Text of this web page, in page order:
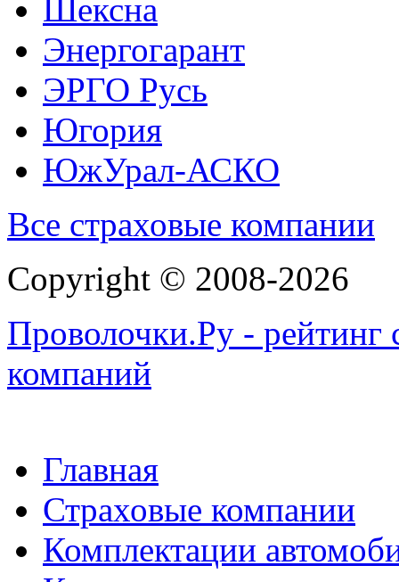
Шексна
Энергогарант
ЭРГО Русь
Югория
ЮжУрал-АСКО
Все страховые компании
Copyright © 2008-2026
Проволочки.Ру - рейтинг
компаний
Главная
Страховые компании
Комплектации